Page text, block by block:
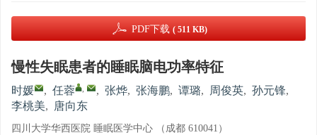
PDF下载 ( 511 KB)
慢性失眠患者的睡眠脑电功率特征
时媛 , 任蓉 , , 张烨, 张海鹏, 谭璐, 周俊英, 孙元锋,
李桃美, 唐向东
四川大学华西医院 睡眠医学中心 （成都 610041）